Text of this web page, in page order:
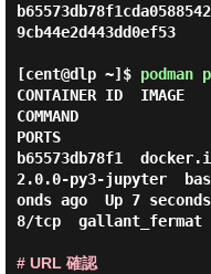
9cb44e2d443dd0ef53
[cent@dlp ~]$ podman
CONTAINER ID  IMAGE
COMMAND
PORTS
b65573db78f1
2.0.0-py3-jupyter
onds ago  Up 7
8/tcp  gallant_fermat
# URL 確認